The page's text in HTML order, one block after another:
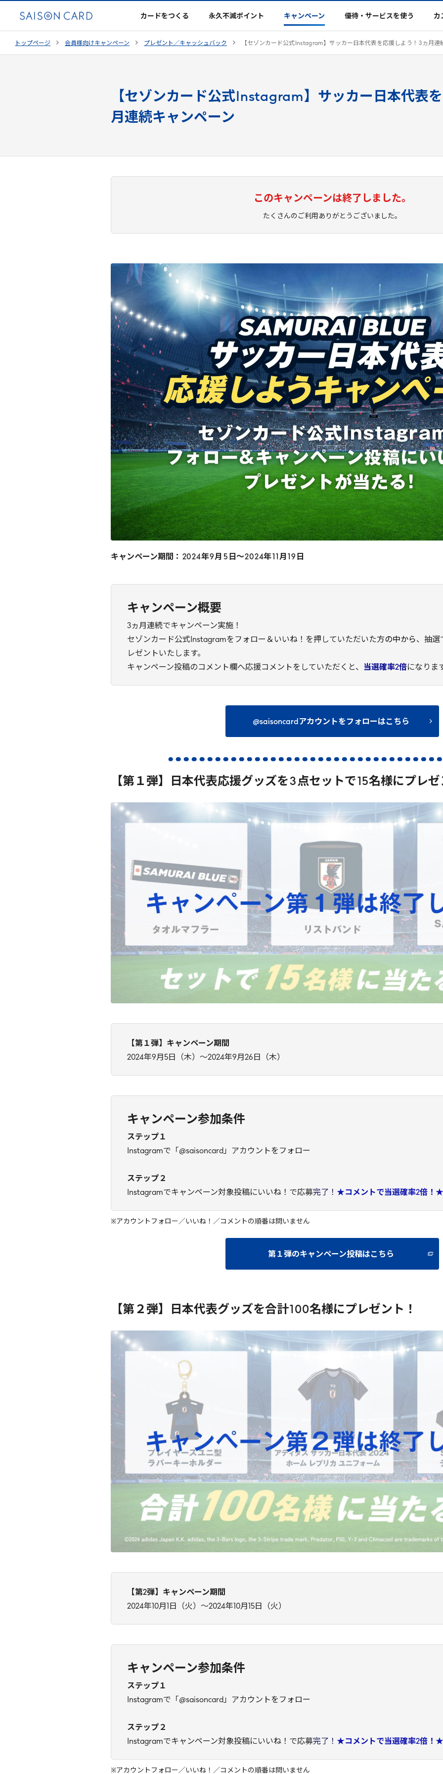
カードをつくる 永久不滅ポイント キャンペーン 優待・サービスを使う カ
トップページ 会員様向けキャンペーン プレゼント／キャッシュバック 【セゾンカード公式 Instagram】サッカー日本代表を応援しよう！ 3 ヵ月連
【セゾンカード公式 Instagram】サッカー日本代表
月連続キャンペーン
このキャンペーンは終了しました。
たくさんのご利用 ありがとうございました。
キャンペーン期間： 2024年9月 5 日〜2024年 月 19 日
キャンペーン概要
3ヵ月連続でキャンペーン実施！
セゾンカード公式Instagramをフォロー＆いいね！を押していただいた方の中から、抽選
レゼントいたします。
キャンペーン投稿のコメント欄へ応援コメントをしていただくと、 当選確率2倍になりま
@saisoncardアカウントをフォローはこちら
【第１弾】日本代表応援グッズを3 点セットで15名様にプレゼ
【第１弾】キャンペーン期間
2024年9月5日（木）～2024年9月26日（木）
キャンペーン参加条件
ステップ１
Instagramで「@saisoncard」アカウントをフォロー
ステップ２
Instagramでキャンペーン対象投稿にいいね！で応募完了！ ★コメントで当選確率2倍！★
※アカウントフォロー／いいね！／コメントの順番は問いません
第１弾のキャンペーン投稿はこちら
【第２弾】日本代表グッズを合計100名様にプレゼント！
【第2弾】キャンペーン期間
2024年10月1日（火）～2024年10月15日（火）
キャンペーン参加条件
ステップ１
Instagramで「@saisoncard」アカウントをフォロー
ステップ２
Instagramでキャンペーン対象投稿にいいね！で応募完了！ ★コメントで当選確率2倍！★
※アカウントフォロー／いいね！／コメントの順番は問いません